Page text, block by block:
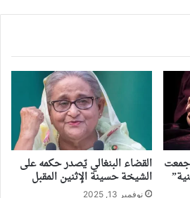
جمعت القضاء البنغالي يّصدر حكمه على
الشيخة حسينة الإثنين المقبل
نوفمبر 13, 2025